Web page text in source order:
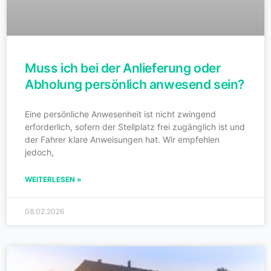
Muss ich bei der Anlieferung oder
Abholung persönlich anwesend sein?
Eine persönliche Anwesenheit ist nicht zwingend
erforderlich, sofern der Stellplatz frei zugänglich ist und
der Fahrer klare Anweisungen hat. Wir empfehlen
jedoch,
WEITERLESEN »
08.02.2026